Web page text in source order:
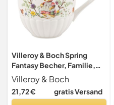
Villeroy & Boch Spring
Fantasy Becher, Familie,
440 ml
Villeroy & Boch
21,72 € gratis Versand